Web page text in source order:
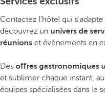
Contactez l'hôtel qui
découvrez un univers de
réunions et événements en
Des offres gastronomiques
et sublimer chaque instant,
équipes spécialisées dans le